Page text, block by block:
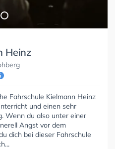
Heinz
Fahrschule Kielmann Heinz
und einen sehr
Wenn du also unter einer
Angst vor dem
dich bei dieser Fahrschule